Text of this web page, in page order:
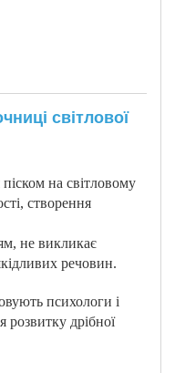
світлової
на світловому
створення
не викликає
речовин.
психологи і
розвитку дрібної